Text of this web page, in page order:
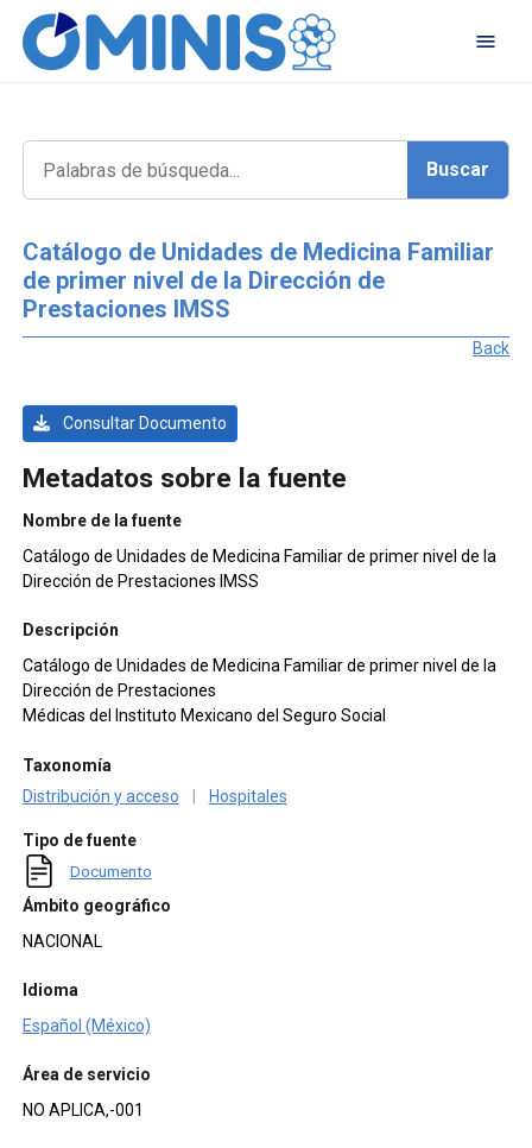
Catálogo de Unidades de Medicina Familiar
de primer nivel de la Dirección de
Prestaciones IMSS
Back
Consultar Documento
Metadatos sobre la fuente
Nombre de la fuente
Catálogo de Unidades de Medicina Familiar de primer nivel de la
Dirección de Prestaciones IMSS
Descripción
Catálogo de Unidades de Medicina Familiar de primer nivel de la
Dirección de Prestaciones
Médicas del Instituto Mexicano del Seguro Social
Taxonomía
Distribución y acceso
Hospitales
Tipo de fuente
Documento
Ámbito geográfico
NACIONAL
Idioma
Español (México)
Área de servicio
NO APLICA,-001